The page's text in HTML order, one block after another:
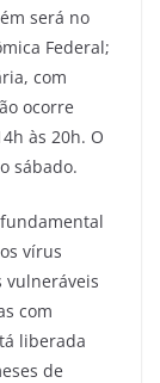
será no
Federal;
com
ocorre
às 20h. O
sábado.
vírus
vulneráveis
com
liberada
de